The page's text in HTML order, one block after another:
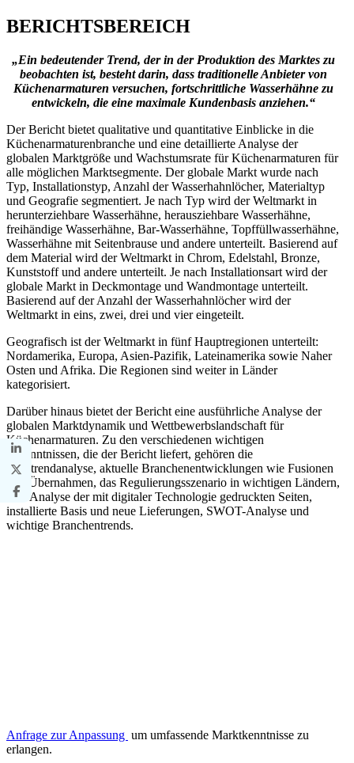
BERICHTSBEREICH
„Ein bedeutender Trend, der in der Produktion des Marktes zu
beobachten ist, besteht darin, dass traditionelle Anbieter von
Küchenarmaturen versuchen, fortschrittliche Wasserhähne zu
entwickeln, die eine maximale Kundenbasis anziehen.“
Der Bericht bietet qualitative und quantitative Einblicke in die
Küchenarmaturenbranche und eine detaillierte Analyse der
globalen Marktgröße und Wachstumsrate für Küchenarmaturen für
alle möglichen Marktsegmente. Der globale Markt wurde nach
Typ, Installationstyp, Anzahl der Wasserhahnlöcher, Materialtyp
und Geografie segmentiert. Je nach Typ wird der Weltmarkt in
herunterziehbare Wasserhähne, herausziehbare Wasserhähne,
freihändige Wasserhähne, Bar-Wasserhähne, Topffüllwasserhähne,
Wasserhähne mit Seitenbrause und andere unterteilt. Basierend auf
dem Material wird der Weltmarkt in Chrom, Edelstahl, Bronze,
Kunststoff und andere unterteilt. Je nach Installationsart wird der
globale Markt in Deckmontage und Wandmontage unterteilt.
Basierend auf der Anzahl der Wasserhahnlöcher wird der
Weltmarkt in eins, zwei, drei und vier eingeteilt.
Geografisch ist der Weltmarkt in fünf Hauptregionen unterteilt:
Nordamerika, Europa, Asien-Pazifik, Lateinamerika sowie Naher
Osten und Afrika. Die Regionen sind weiter in Länder
kategorisiert.
Darüber hinaus bietet der Bericht eine ausführliche Analyse der
globalen Marktdynamik und Wettbewerbslandschaft für
Küchenarmaturen. Zu den verschiedenen wichtigen
Erkenntnissen, die der Bericht liefert, gehören die
Preistrendanalyse, aktuelle Branchenentwicklungen wie Fusionen
und Übernahmen, das Regulierungsszenario in wichtigen Ländern,
eine Analyse der mit digitaler Technologie gedruckten Seiten,
installierte Basis und neue Lieferungen, SWOT-Analyse und
wichtige Branchentrends.
Anfrage zur Anpassung um umfassende Marktkenntnisse zu
erlangen.